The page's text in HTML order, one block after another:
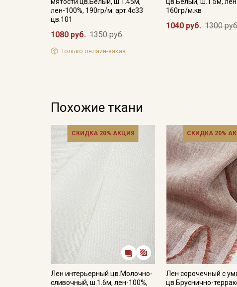
лен-100%, 190гр/м. арт.4с33
цв.101
1080 руб. 1350 руб.
Только онлайн-заказ
160гр/м.кв
1040 руб. 1300
Похожие ткани
СКИДКА 20% АКЦИЯ
Лен интерьерный цв.Молочно-
сливочный, ш.1.6м, лен-100%,
СКИДКА 20%
Лен сорочечный с
цв.Бруснично-